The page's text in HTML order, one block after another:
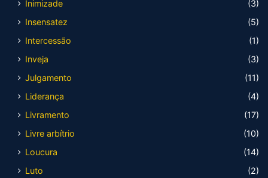
Inimizade
(3)
Insensatez
(5)
Intercessão
(1)
Inveja
(3)
Julgamento
(11)
Liderança
(4)
Livramento
(17)
Livre arbítrio
(10)
Loucura
(14)
Luto
(2)